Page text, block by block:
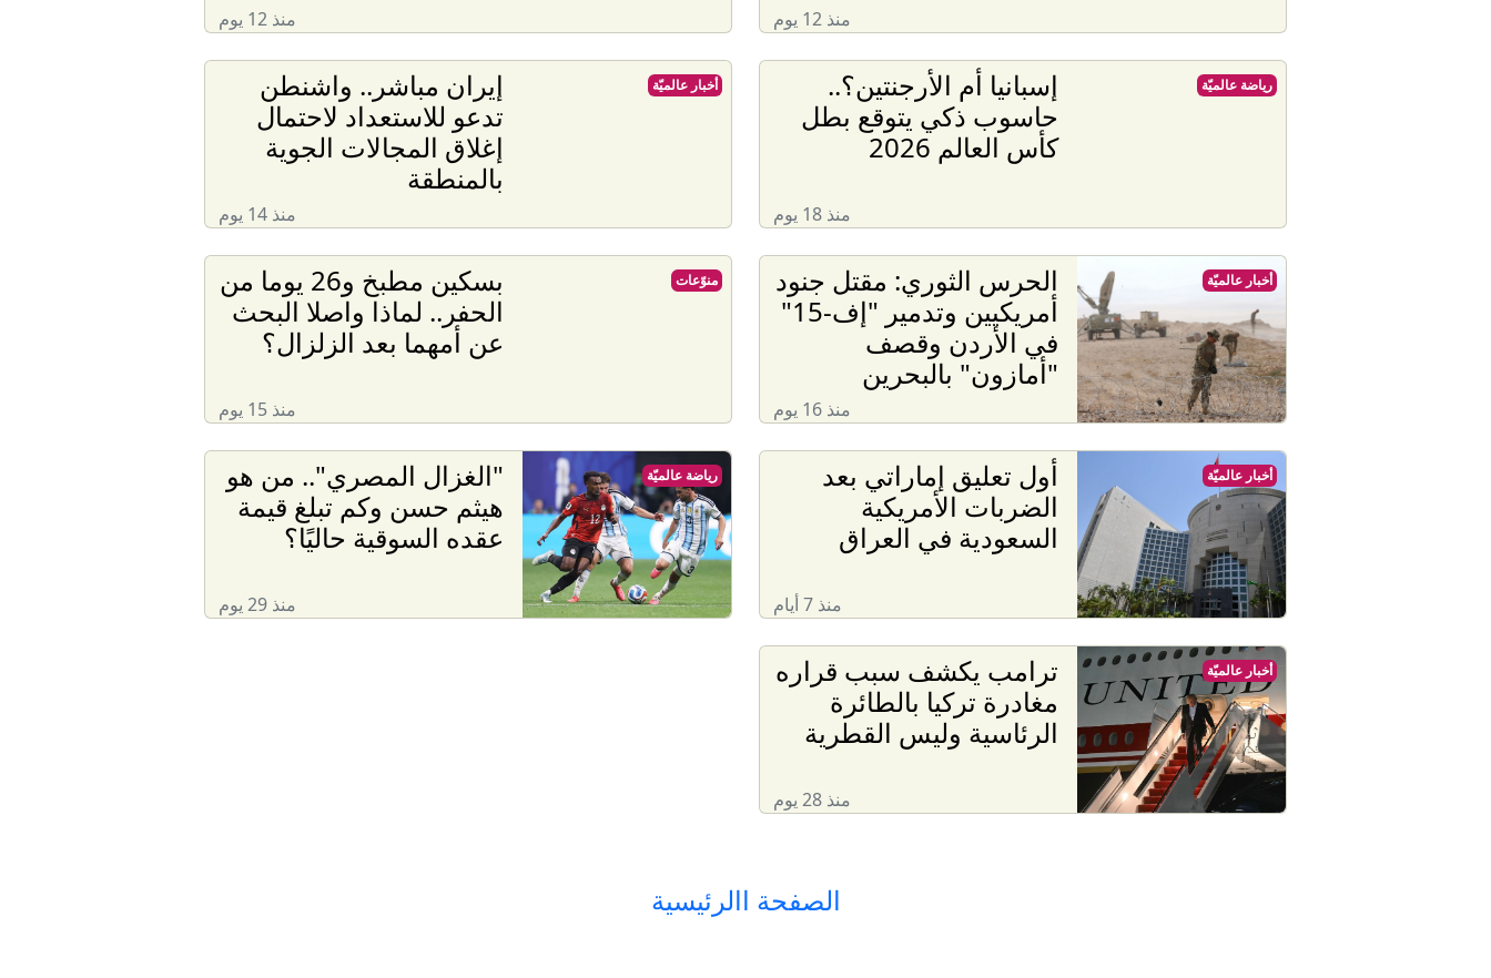
منذ 12 يوم منذ 12 يوم
إسبانيا أم الأرجنتين؟..
حاسوب ذكي يتوقع بطل
كأس العالم 2026
منذ 18 يوم
رياضة عالميّة
إيران مباشر.. واشنطن
تدعو للاستعداد لاحتمال
إغلاق المجالات الجوية
بالمنطقة
منذ 14 يوم
أخبار عالميّة
الحرس الثوري: مقتل جنود
أمريكيين وتدمير "إف-15"
في الأردن وقصف
"أمازون" بالبحرين
منذ 16 يوم
أخبار عالميّة
بسكين مطبخ و26 يوما من
الحفر.. لماذا واصلا البحث
عن أمهما بعد الزلزال؟
منذ 15 يوم
منوّعات
أول تعليق إماراتي بعد
الضربات الأمريكية
السعودية في العراق
منذ 7 أيام
أخبار عالميّة
"الغزال المصري".. من هو
هيثم حسن وكم تبلغ قيمة
عقده السوقية حاليًا؟
منذ 29 يوم
رياضة عالميّة
ترامب يكشف سبب قراره
مغادرة تركيا بالطائرة
الرئاسية وليس القطرية
منذ 28 يوم
أخبار عالميّة
الصفحة االرئيسية